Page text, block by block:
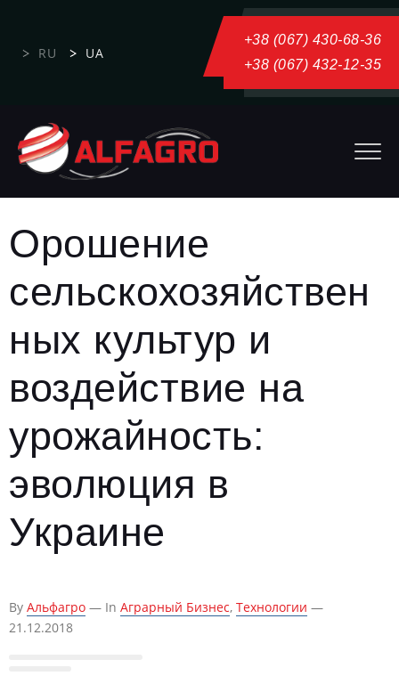
RU UA
+38 (067) 430-68-36
+38 (067) 432-12-35
Орошение
сельскохозяйствен
ных культур и
воздействие на
урожайность:
эволюция в
Украине
By Альфагро — In Аграрный Бизнес, Технологии —
21.12.2018